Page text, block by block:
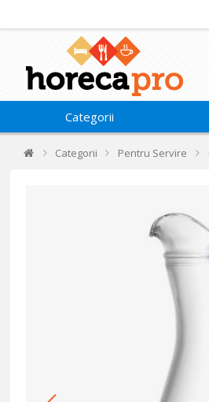
Categorii
Categorii Pentru Servire